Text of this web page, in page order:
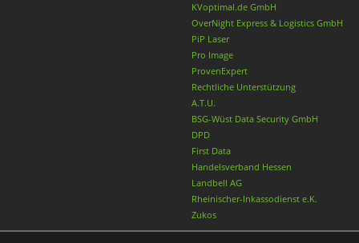
KVoptimal.de GmbH
OverNight Express & Logistics GmbH
PiP Laser
Pro Image
ProvenExpert
Rechtliche Unterstützung
A.T.U.
BSG-Wüst Data Security GmbH
DPD
First Data
Handelsverband Hessen
Landbell AG
Rheinischer-Inkassodienst e.K.
Zukos